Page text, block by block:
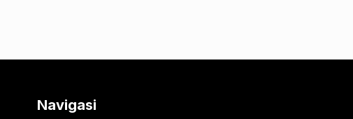
Navigasi